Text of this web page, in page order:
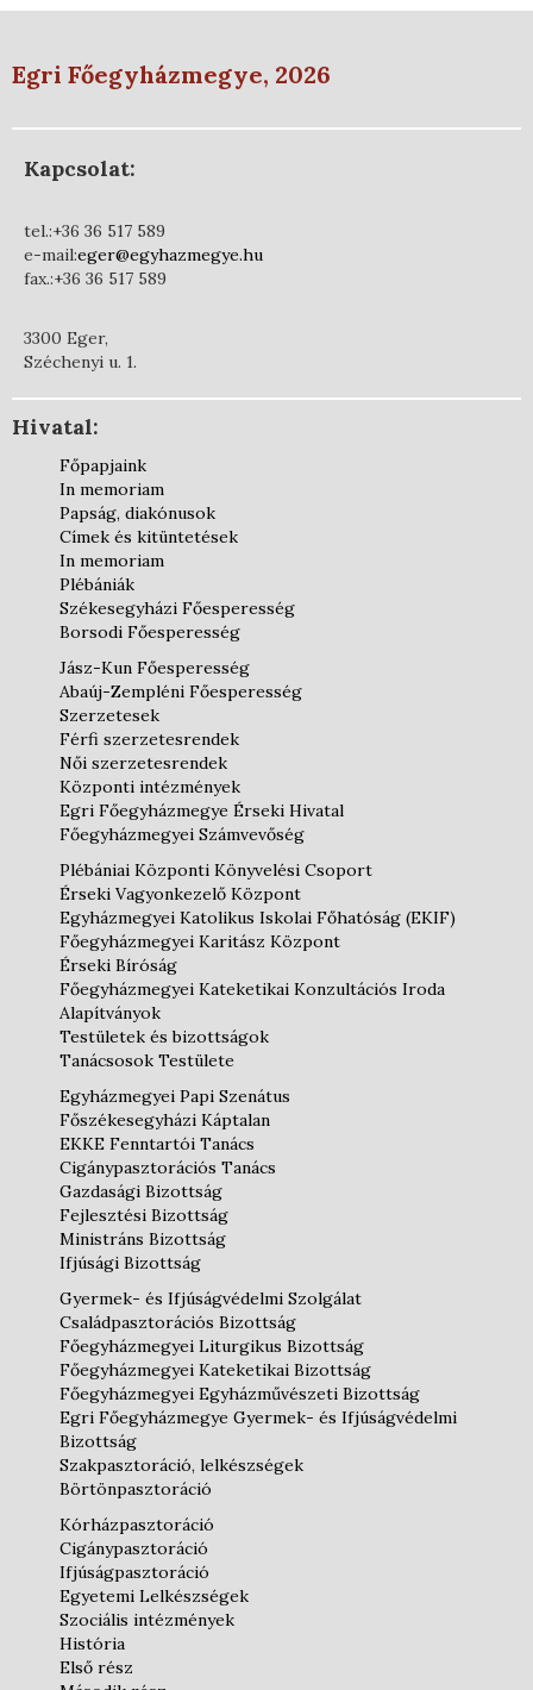
Egri Főegyházmegye, 2026
Kapcsolat:
tel.:+36 36 517 589
e-mail:eger@egyhazmegye.hu
fax.:+36 36 517 589
3300 Eger,
Széchenyi u. 1.
Hivatal:
Főpapjaink
In memoriam
Papság, diakónusok
Címek és kitüntetések
In memoriam
Plébániák
Székesegyházi Főesperesség
Borsodi Főesperesség
Jász-Kun Főesperesség
Abaúj-Zempléni Főesperesség
Szerzetesek
Férfi szerzetesrendek
Női szerzetesrendek
Központi intézmények
Egri Főegyházmegye Érseki Hivatal
Főegyházmegyei Számvevőség
Plébániai Központi Könyvelési Csoport
Érseki Vagyonkezelő Központ
Egyházmegyei Katolikus Iskolai Főhatóság (EKIF)
Főegyházmegyei Karitász Központ
Érseki Bíróság
Főegyházmegyei Kateketikai Konzultációs Iroda
Alapítványok
Testületek és bizottságok
Tanácsosok Testülete
Egyházmegyei Papi Szenátus
Főszékesegyházi Káptalan
EKKE Fenntartói Tanács
Cigánypasztorációs Tanács
Gazdasági Bizottság
Fejlesztési Bizottság
Ministráns Bizottság
Ifjúsági Bizottság
Gyermek- és Ifjúságvédelmi Szolgálat
Családpasztorációs Bizottság
Főegyházmegyei Liturgikus Bizottság
Főegyházmegyei Kateketikai Bizottság
Főegyházmegyei Egyházművészeti Bizottság
Egri Főegyházmegye Gyermek- és Ifjúságvédelmi
Bizottság
Szakpasztoráció, lelkészségek
Börtönpasztoráció
Kórházpasztoráció
Cigánypasztoráció
Ifjúságpasztoráció
Egyetemi Lelkészségek
Szociális intézmények
História
Első rész